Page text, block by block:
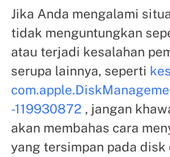
Jika Anda mengalami
tidak menguntungkan
atau terjadi kesalahan
serupa lainnya, seperti
-119930872 , jangan
akan membahas cara
yang tersimpan pada disk